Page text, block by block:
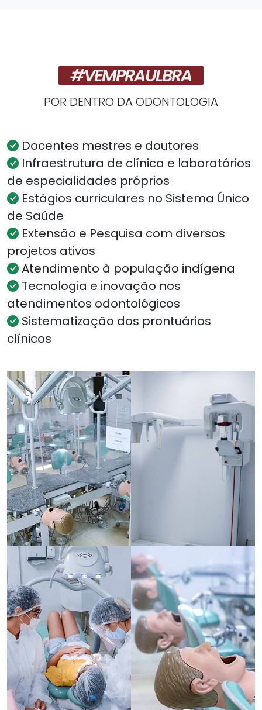
#VEMPRAULBRA
POR DENTRO DA ODONTOLOGIA
Docentes mestres e doutores
Infraestrutura de clínica e laboratórios
de especialidades próprios
Estágios curriculares no Sistema Único
de Saúde
Extensão e Pesquisa com diversos
projetos ativos
Atendimento à população indígena
Tecnologia e inovação nos
atendimentos odontológicos
Sistematização dos prontuários
clínicos